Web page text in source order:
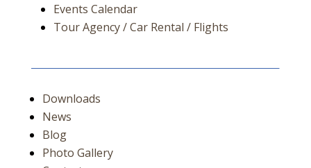
Events Calendar
Tour Agency / Car Rental / Flights
Downloads
News
Blog
Photo Gallery